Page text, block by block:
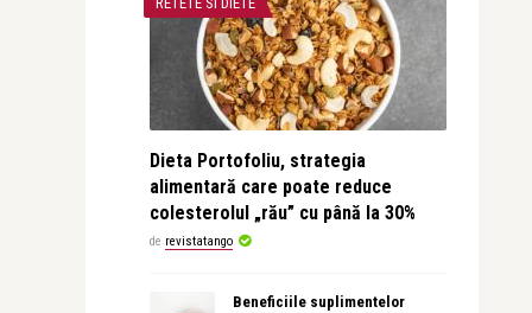
Dieta Portofoliu, strategia
alimentară care poate reduce
colesterolul „rău” cu până la 30%
de revistatango
Beneficiile suplimentelor